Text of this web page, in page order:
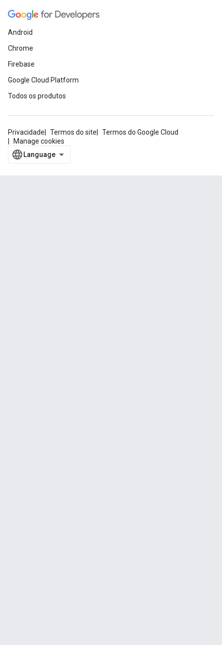
Android
Chrome
Firebase
Google Cloud Platform
Todos os produtos
Privacidade Termos do site
Termos do Google Cloud
Manage cookies